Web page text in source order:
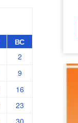
ВС
2
9
16
23
30